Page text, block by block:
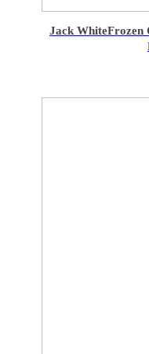
Jack WhiteFrozen